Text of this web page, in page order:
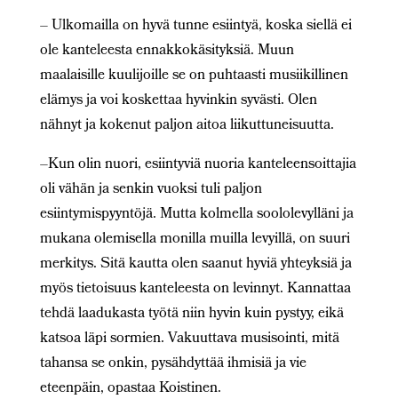
– Ulkomailla on hyvä tunne esiintyä, koska siellä ei
ole kanteleesta ennakkokäsityksiä. Muun
maalaisille kuulijoille se on puhtaasti musiikillinen
elämys ja voi koskettaa hyvinkin syvästi. Olen
nähnyt ja kokenut paljon aitoa liikuttuneisuutta.
–Kun olin nuori, esiintyviä nuoria kanteleensoittajia
oli vähän ja senkin vuoksi tuli paljon
esiintymispyyntöjä. Mutta kolmella soololevylläni ja
mukana olemisella monilla muilla levyillä, on suuri
merkitys. Sitä kautta olen saanut hyviä yhteyksiä ja
myös tietoisuus kanteleesta on levinnyt. Kannattaa
tehdä laadukasta työtä niin hyvin kuin pystyy, eikä
katsoa läpi sormien. Vakuuttava musisointi, mitä
tahansa se onkin, pysähdyttää ihmisiä ja vie
eteenpäin, opastaa Koistinen.